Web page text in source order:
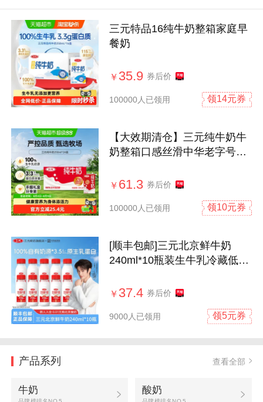
三元特品16纯牛奶整箱家庭早
餐奶
￥ 35.9 券后价
100000人已领用 领14元券
【大效期清仓】三元纯牛奶牛
奶整箱口感丝滑中华老字号优
￥ 61.3 券后价
100000人已领用 领10元券
[顺丰包邮]三元北京鲜牛奶
240ml*10瓶装生牛乳冷藏低温
￥ 37.4 券后价
9000人已领用 领5元券
产品系列 查看全部
牛奶 酸奶